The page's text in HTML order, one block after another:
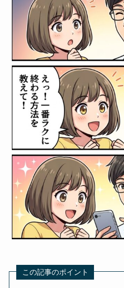
この記事のポイント